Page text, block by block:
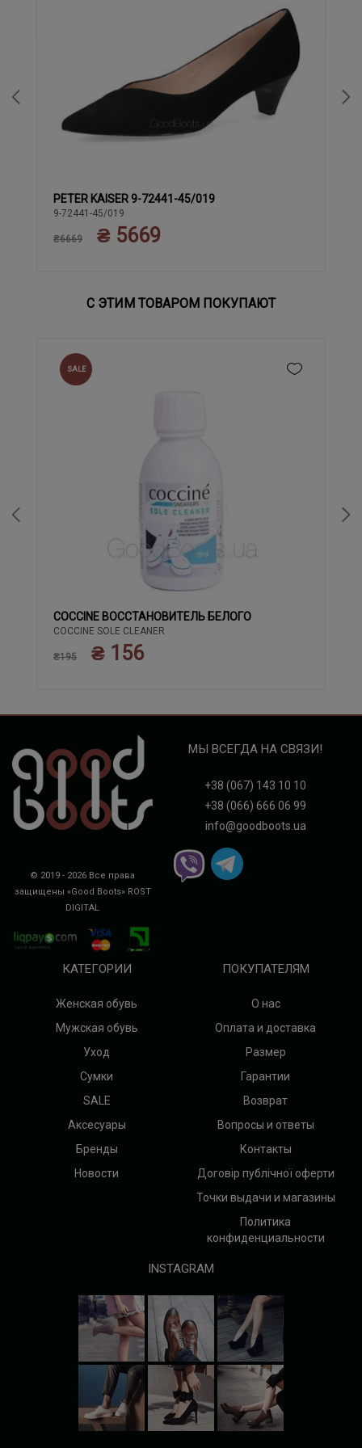
37 37.5 38 38.5 39 40
PETER KAISER 9-72441-45/019
9-72441-45/019
₴6669 ₴ 5669
С ЭТИМ ТОВАРОМ ПОКУПАЮТ
SALE
COCCINE ВОССТАНОВИТЕЛЬ БЕЛОГО
COCCINE SOLE CLEANER
₴195 ₴ 156
© 2019 - 2026 Все права
защищены «Good Boots» ROST
DIGITAL
МЫ ВСЕГДА НА СВЯЗИ!
+38 (067) 143 10 10
+38 (066) 666 06 99
info@goodboots.ua
КАТЕГОРИИ
Женская обувь
Мужская обувь
Уход
Сумки
SALE
Аксесуары
Бренды
Новости
ПОКУПАТЕЛЯМ
О нас
Оплата и доставка
Размер
Гарантии
Возврат
Вопросы и ответы
Контакты
Договір публічної оферти
Точки выдачи и магазины
Политика
конфиденциальности
INSTAGRAM